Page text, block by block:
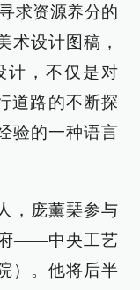
求资源养分的
术设计图稿，
计，不仅是对
道路的不断探
验的一种语言
，庞薰琹参与
府——中央工艺
）。他将后半